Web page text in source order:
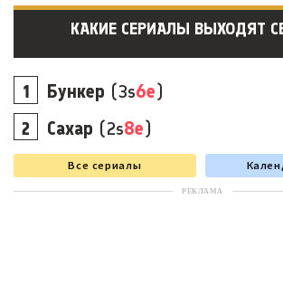
КАКИЕ СЕРИАЛЫ ВЫХОДЯТ
Бункер (3s6e)
Сахар (2s8e)
Все сериалы
РЕКЛАМА